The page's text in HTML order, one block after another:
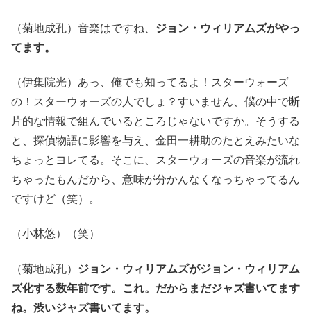
（菊地成孔）音楽はですね、 ジョン・ウィリアムズがやっ
てます。
（伊集院光）あっ、俺でも知ってるよ！スターウォーズ
の！スターウォーズの人でしょ？すいません、僕の中で断
片的な情報で組んでいるところじゃないですか。そうする
と、探偵物語に影響を与え、金田一耕助のたとえみたいな
ちょっとヨレてる。そこに、スターウォーズの音楽が流れ
ちゃったもんだから、意味が分かんなくなっちゃってるん
ですけど（笑）。
（小林悠）（笑）
（菊地成孔） ジョン・ウィリアムズがジョン・ウィリアム
ズ化する数年前です。これ。だからまだジャズ書いてます
ね。渋いジャズ書いてます。